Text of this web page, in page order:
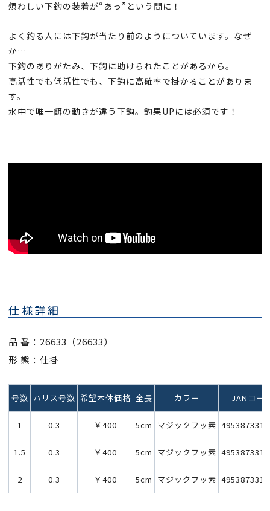
煩わしい下鈎の装着が“あっ”という間に！
よく釣る人には下鈎が当たり前のようについています。なぜ
か…
下鈎のありがたみ、下鈎に助けられたことがあるから。
高活性でも低活性でも、下鈎に高確率で掛かることがありま
す。
水中で唯一餌の動きが違う下鈎。釣果UPには必須です！
仕様詳細
品 番：26633（26633）
形 態：仕掛
号数 ハリス号数 希望本体価格 全長 カラー JANコー
1 0.3 ￥400 5cm マジックフッ素
1.5 0.3 ￥400 5cm マジックフッ素
2 0.3 ￥400 5cm マジックフッ素